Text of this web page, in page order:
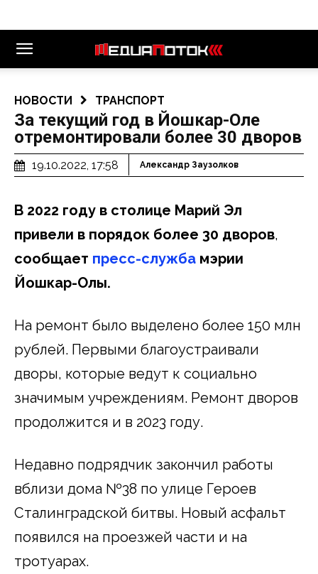
НОВОСТИ ТРАНСПОРТ
За текущий год в Йошкар-Оле
отремонтировали более 30 дворов
19.10.2022, 17:58 Александр Заузолков
В 2022 году в столице Марий Эл
привели в порядок более 30 дворов,
сообщает пресс-служба мэрии
Йошкар-Олы.
На ремонт было выделено более 150 млн
рублей. Первыми благоустраивали
дворы, которые ведут к социально
значимым учреждениям. Ремонт дворов
продолжится и в 2023 году.
Недавно подрядчик закончил работы
вблизи дома №38 по улице Героев
Сталинградской битвы. Новый асфальт
появился на проезжей части и на
тротуарах.